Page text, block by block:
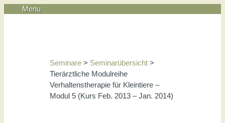
Menu
Seminare > Seminarübersicht >
Tierärztliche Modulreihe
Verhaltenstherapie für Kleintiere –
Modul 5 (Kurs Feb. 2013 – Jan. 2014)